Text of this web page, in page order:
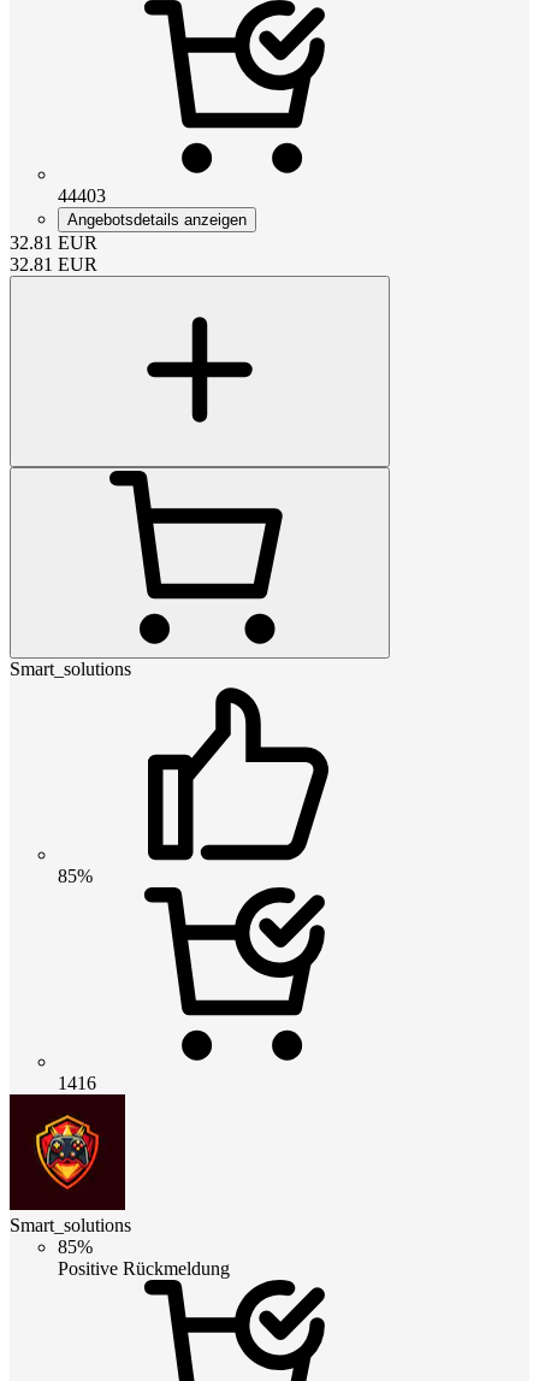
44403
Angebotsdetails anzeigen
32.81 EUR
32.81 EUR
Smart_solutions
85%
1416
Smart_solutions
85%
Positive Rückmeldung